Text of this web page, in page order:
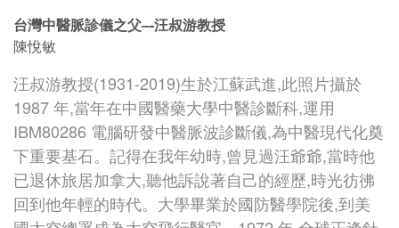
台灣中醫脈診儀之父–-汪叔游教授
陳悅敏
汪叔游教授(1931-2019)生於江蘇武進,此照片攝於
1987 年,當年在中國醫藥大學中醫診斷科,運用
IBM80286 電腦研發中醫脈波診斷儀,為中醫現代化奠
下重要基石。記得在我年幼時,曾見過汪爺爺,當時他
已退休旅居加拿大,聽他訴說著自己的經歷,時光彷彿
回到他年輕的時代。大學畢業於國防醫學院後,到美